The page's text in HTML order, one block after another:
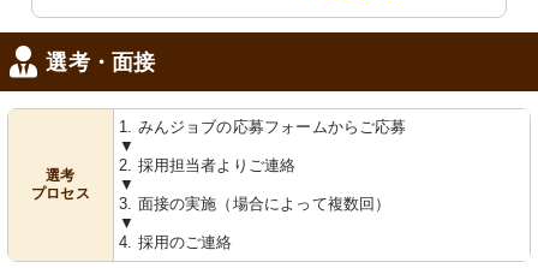
む佇まいです。
選考・面接
選考
プロセス
1. みんジョブの応募フォームからご応募
▼
2. 採用担当者よりご連絡
▼
3. 面接の実施（場合によって複数回）
▼
4. 採用のご連絡